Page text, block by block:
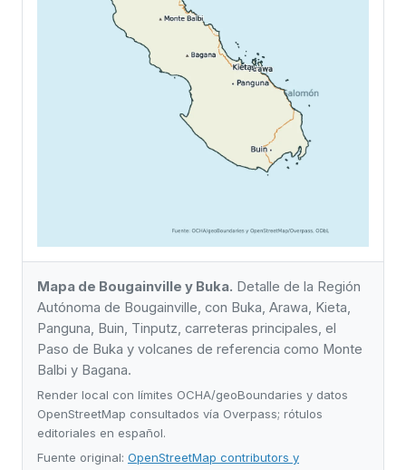
Mapa de Bougainville y Buka. Detalle de la Región
Autónoma de Bougainville, con Buka, Arawa, Kieta,
Panguna, Buin, Tinputz, carreteras principales, el
Paso de Buka y volcanes de referencia como Monte
Balbi y Bagana.
Render local con límites OCHA/geoBoundaries y datos
OpenStreetMap consultados vía Overpass; rótulos
editoriales en español.
Fuente original: OpenStreetMap contributors y